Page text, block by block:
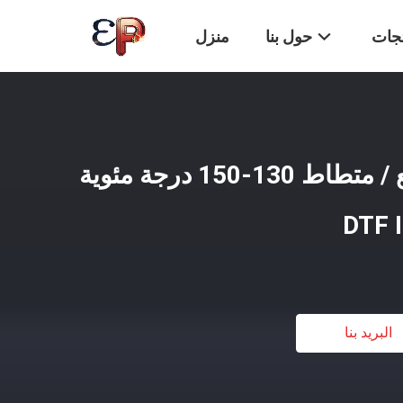
منزل حول بنا
فيلم نقل DTF A4 لامع / متطاط 130-150 درجة مئوية
البريد بنا